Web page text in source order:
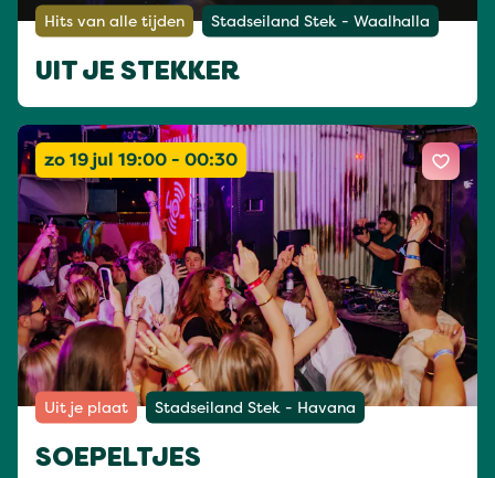
Hits van alle tijden Stadseiland Stek - Waalhalla
UIT JE STEKKER
zo 19 jul 19:00 - 00:30
Uit je plaat Stadseiland Stek - Havana
SOEPELTJES